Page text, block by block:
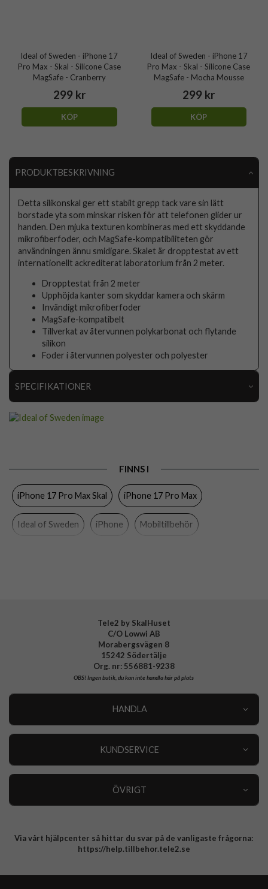
Ideal of Sweden - iPhone 17
Pro Max - Skal - Silicone Case
MagSafe - Cranberry
299 kr
KÖP
Ideal of Sweden - iPhone 17
Pro Max - Skal - Silicone Case
MagSafe - Mocha Mousse
299 kr
KÖP
PRODUKTBESKRIVNING
Detta silikonskal ger ett stabilt grepp tack vare sin lätt
borstade yta som minskar risken för att telefonen glider ur
handen. Den mjuka texturen kombineras med ett skyddande
mikrofiberfoder, och MagSafe-kompatibiliteten gör
användningen ännu smidigare. Skalet är dropptestat av ett
internationellt ackrediterat laboratorium från 2 meter.
Dropptestat från 2 meter
Upphöjda kanter som skyddar kamera och skärm
Invändigt mikrofiberfoder
MagSafe-kompatibelt
Tillverkat av återvunnen polykarbonat och flytande
silikon
Foder i återvunnen polyester och polyester
SPECIFIKATIONER
Färg
FINNS I
iPhone 17 Pro Max Skal iPhone 17 Pro Max
Ideal of Sweden iPhone Mobiltillbehör
Tele2 by SkalHuset
C/O Lowwi AB
Morabergsvägen 8
15242 Södertälje
Org. nr: 556881-9238
OBS!Ingen butik, du kan inte handla här på plats
HANDLA
KUNDSERVICE
ÖVRIGT
Integritetspolicy
Via vårt hjälpcenter så hittar du svar på de vanligaste frågorna:
https://help.tillbehor.tele2.se